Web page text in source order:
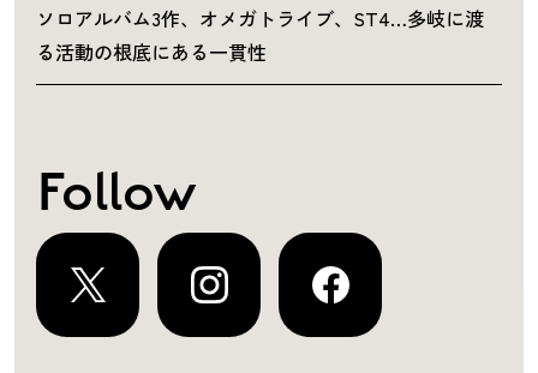
ソロアルバム3作、オメガトライブ、ST4…多岐に渡
る活動の根底にある一貫性
Follow